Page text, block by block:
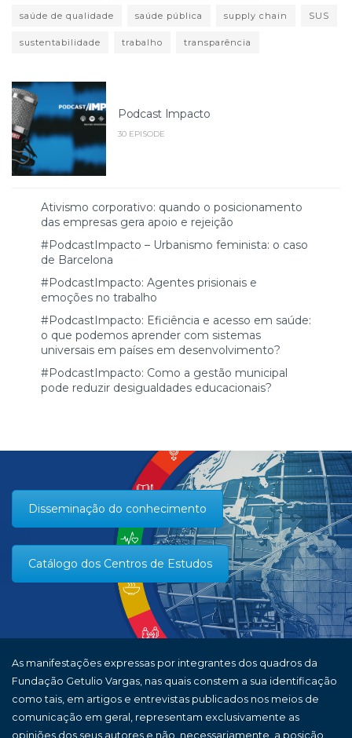
saúde de qualidade saúde pública supply chain SUS
sustentabilidade trabalho transparência
Podcast Impacto
30 EPISODE
Ativismo corporativo: quando o posicionamento
das empresas gera apoio e rejeição
#PodcastImpacto – Urbanismo feminista: o caso
de Barcelona
#PodcastImpacto: Agentes prisionais e
emoções no trabalho
#PodcastImpacto: Eficiência e acesso em saúde:
o que podemos aprender com sistemas
universais em países em desenvolvimento?
#PodcastImpacto: Como a gestão municipal
pode reduzir desigualdades educacionais?
Disseminação do conhecimento
Catálogo dos Centros de Estudos
As manifestações expressas por integrantes dos quadros da
Fundação Getulio Vargas, nas quais constem a sua identificação
como tais, em artigos e entrevistas publicados nos meios de
comunicação em geral, representam exclusivamente as
opiniões dos seus autores e não, necessariamente, a posição